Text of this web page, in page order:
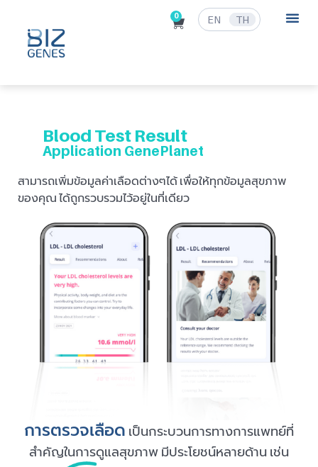
0 EN TH
Blood Test Result
Application GenePlanet
สามารถเพิ่มข้อมูลค่าเลือดต่างๆได้ เพื่อให้ทุกข้อมูลสุขภาพ
ของคุณ ได้ถูกรวบรวมไว้อยู่ในที่เดียว
การตรวจเลือด เป็นกระบวนการทางการแพทย์ที่
สำคัญในการดูแลสุขภาพ มีประโยชน์หลายด้าน เช่น